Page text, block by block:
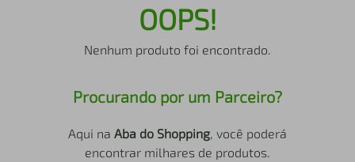
OOPS!
Nenhum produto foi encontrado.
Procurando por um Parceiro?
Aqui na Aba do Shopping, você poderá
encontrar milhares de produtos.
iphone